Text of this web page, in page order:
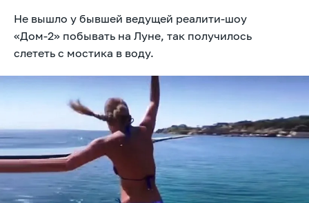
Не вышло у бывшей ведущей реалити-шоу
«Дом-2» побывать на Луне, так получилось
слететь с мостика в воду.